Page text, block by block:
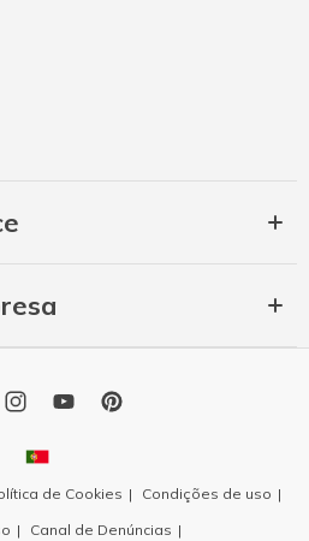
de Cookies
Condições de uso
Canal de Denúncias